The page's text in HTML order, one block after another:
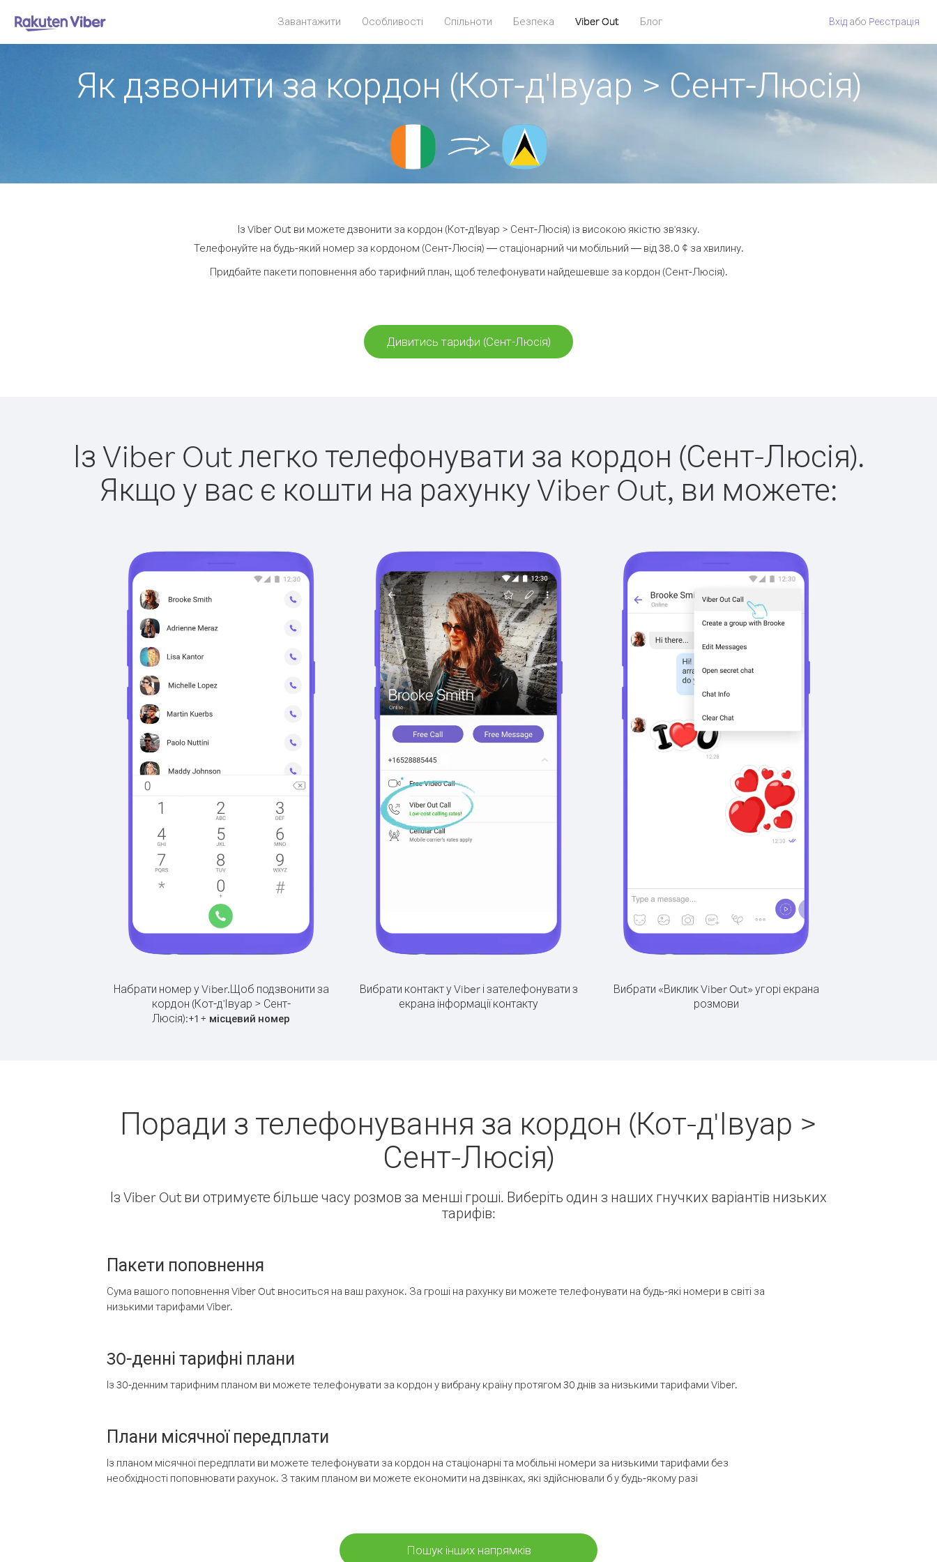
Завантажити Особливості Спільноти Безпека Viber Out Блог Вхід або Pеєстрація
Як дзвонити за кордон (Кот-д'Івуар > Сент-Люсія)
Із Viber Out ви можете дзвонити за кордон (Кот-д'Івуар > Сент-Люсія) із високою якістю зв'язку.
Телефонуйте на будь-який номер за кордоном (Сент-Люсія) — стаціонарний чи мобільний — від 38.0 ¢ за хвилину.
Придбайте пакети поповнення або тарифний план, щоб телефонувати найдешевше за кордон (Сент-Люсія).
Дивитись тарифи (Сент-Люсія)
Із Viber Out легко телефонувати за кордон (Сент-Люсія).
Якщо у вас є кошти на рахунку Viber Out, ви можете:
Набрати номер у Viber.Щоб подзвонити за
кордон (Кот-д'Івуар > Сент-
Люсія):+1 + місцевий номер
Вибрати контакт у Viber і зателефонувати з
екрана інформації контакту
Вибрати «Виклик Viber Out» угорі екрана
розмови
Поради з телефонування за кордон (Кот-д'Івуар >
Сент-Люсія)
Із Viber Out ви отримуєте більше часу розмов за менші гроші. Виберіть один з наших гнучких варіантів низьких
тарифів:
Пакети поповнення
Сума вашого поповнення Viber Out вноситься на ваш рахунок. За гроші на рахунку ви можете телефонувати на будь-які номери в світі за
низькими тарифами Viber.
30-денні тарифні плани
Із 30-денним тарифним планом ви можете телефонувати за кордон у вибрану країну протягом 30 днів за низькими тарифами Viber.
Плани місячної передплати
Із планом місячної передплати ви можете телефонувати за кордон на стаціонарні та мобільні номери за низькими тарифами без
необхідності поповнювати рахунок. З таким планом ви можете економити на дзвінках, які здійснювали б у будь-якому разі
Пошук інших напрямків